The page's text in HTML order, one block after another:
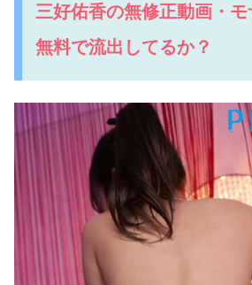
三好佑香の無修正動画・
無料で流出してるか？